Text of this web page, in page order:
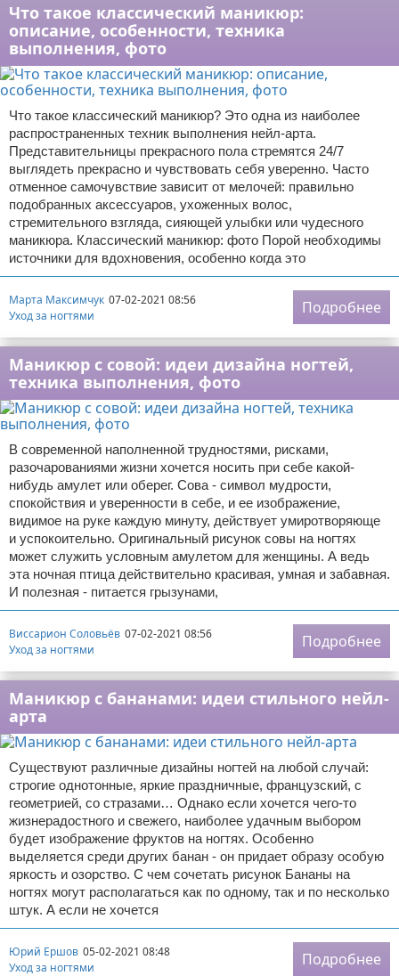
Что такое классический маникюр:
описание, особенности, техника
выполнения, фото
Что такое классический маникюр? Это одна из наиболее
распространенных техник выполнения нейл-арта.
Представительницы прекрасного пола стремятся 24/7
выглядеть прекрасно и чувствовать себя уверенно. Часто
отменное самочувствие зависит от мелочей: правильно
подобранных аксессуаров, ухоженных волос,
стремительного взгляда, сияющей улыбки или чудесного
маникюра. Классический маникюр: фото Порой необходимы
источники для вдохновения, особенно когда это
Марта Максимчук 07-02-2021 08:56
Уход за ногтями
Подробнее
Маникюр с совой: идеи дизайна ногтей,
техника выполнения, фото
В современной наполненной трудностями, рисками,
разочарованиями жизни хочется носить при себе какой-
нибудь амулет или оберег. Сова - символ мудрости,
спокойствия и уверенности в себе, и ее изображение,
видимое на руке каждую минуту, действует умиротворяюще
и успокоительно. Оригинальный рисунок совы на ногтях
может служить условным амулетом для женщины. А ведь
эта ночная птица действительно красивая, умная и забавная.
И полезная - питается грызунами,
Виссарион Соловьёв 07-02-2021 08:56
Уход за ногтями
Подробнее
Маникюр с бананами: идеи стильного нейл-
арта
Существуют различные дизайны ногтей на любой случай:
строгие однотонные, яркие праздничные, французский, с
геометрией, со стразами… Однако если хочется чего-то
жизнерадостного и свежего, наиболее удачным выбором
будет изображение фруктов на ногтях. Особенно
выделяется среди других банан - он придает образу особую
яркость и озорство. С чем сочетать рисунок Бананы на
ногтях могут располагаться как по одному, так и по несколько
штук. А если не хочется
Юрий Ершов 05-02-2021 08:48
Уход за ногтями
Подробнее